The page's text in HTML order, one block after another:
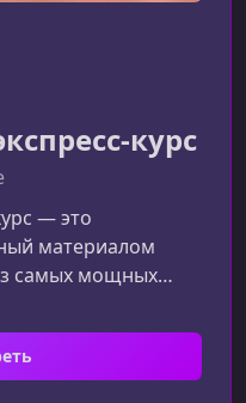
курс
— это
материалом
самых мощных
для тех, кто
в экосистему
и